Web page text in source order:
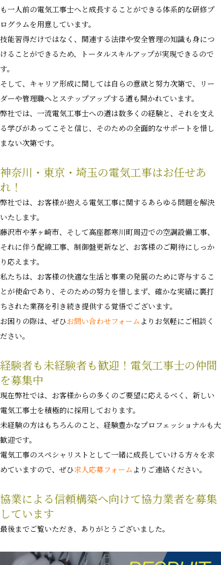
も一人前の電気工事士へと成長することができる体系的な研修プ
ログラムを用意しています。
技能習得だけではなく、関連する法律や安全管理の知識も身につ
けることができるため、トータルスキルアップが実現できるので
す。
そして、キャリア形成に関しては自らの意欲と努力次第で、リー
ダーや管理職へとステップアップする道も開かれています。
弊社では、一流電気工事士への道は数多くの経験と、それを支え
る学びがあってこそと信じ、そのための全面的なサポートを惜し
まない次第です。
神奈川・東京・埼玉の電気工事はお任せあ
れ！
弊社では、お客様が抱える電気工事に関するあらゆる問題を解決
いたします。
藤沢市や茅ヶ崎市、そして高座郡寒川町周辺での空調設備工事、
それに伴う配線工事、制御盤更新など、お客様のご期待にしっか
り応えます。
私たちは、お客様の快適な生活と事業の発展のために寄与するこ
とが使命であり、そのための努力を惜しまず、確かな実績に裏打
ちされた業務を引き続き提供する覚悟でございます。
お困りの際は、ぜひお問い合わせフォーム よりお気軽にご相談く
ださい。
経験者も未経験者も歓迎！電気工事士の仲間
を募集中
現在弊社では、お客様からの多くのご要望に応えるべく、新しい
電気工事士を積極的に採用しております。
未経験の方はもちろんのこと、経験豊かなプロフェッショナルも大
歓迎です。
電気工事のスペシャリストとして一緒に成長していける方々を求
めていますので、ぜひ求人応募フォーム よりご連絡ください。
協業による信頼構築へ向けて協力業者を募集
しています
最後までご覧いただき、ありがとうございました。